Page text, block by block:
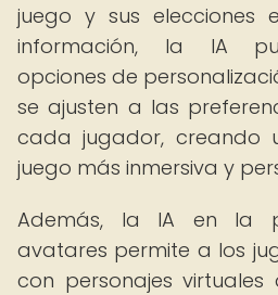
juego y sus elecciones
información, la IA
opciones de
se ajusten a las
cada jugador, creando
juego más inmersiva y
Además, la IA en la
avatares permite a los
con personajes